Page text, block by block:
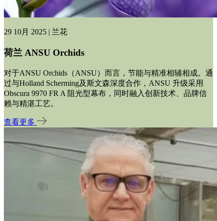
29 10月 2025 | 兰花
荷兰 ANSU Orchids
对于ANSU Orchids（ANSU）而言，节能与精准相辅相成。通
过与Holland Scherming及斯文森深度合作，ANSU 升级采用
Obscura 9970 FR A 阻光型幕布，同时融入创新技术、品牌信
赖与精湛工艺。
查看更多